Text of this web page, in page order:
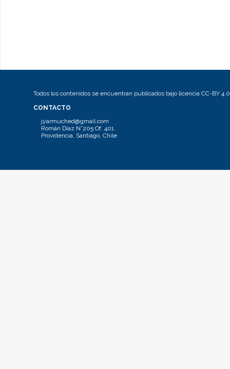
Todos los contenidos se encuentran publicados bajo licencia CC-BY 4.0
CONTACTO
jyarmuched@gmail.com
Román Díaz N°205 Of. 401.
Providencia, Santiago, Chile